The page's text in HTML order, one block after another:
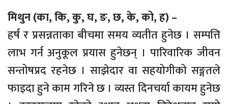
मिथुन (का, कि, कु, घ, ङ, छ, के, को, ह) –
हर्ष र प्रसन्नताका बीचमा समय व्यतीत हुनेछ । सम्पत्ति
लाभ गर्न अनुकूल प्रयास हुनेछन् । पारिवारिक जीवन
सन्तोषप्रद रहनेछ । साझेदार वा सहयोगीको सङ्गतले
फाइदा हुने काम गरिने छ । व्यस्त दिनचर्या कायम हुनेछ